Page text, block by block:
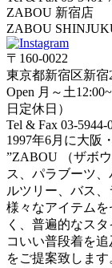
ZABOU 新宿店
ZABOU
〒160-0022
東京都新宿区新宿
Open 月～土
日定休日）
Tel & Fax 03-5944-
1997年6月に大阪
”ZABOU （ザボ
ス、パラブーツ
ルツリー、バス
様々なアイテム
く、普遍的なス
コいい普段着を
をご提案致します